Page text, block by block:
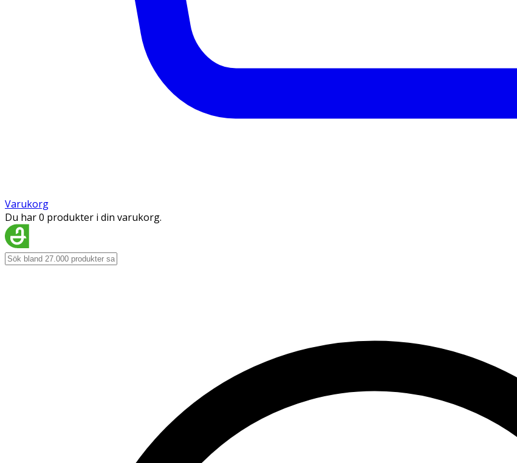
Varukorg
Du har 0 produkter i din varukorg.